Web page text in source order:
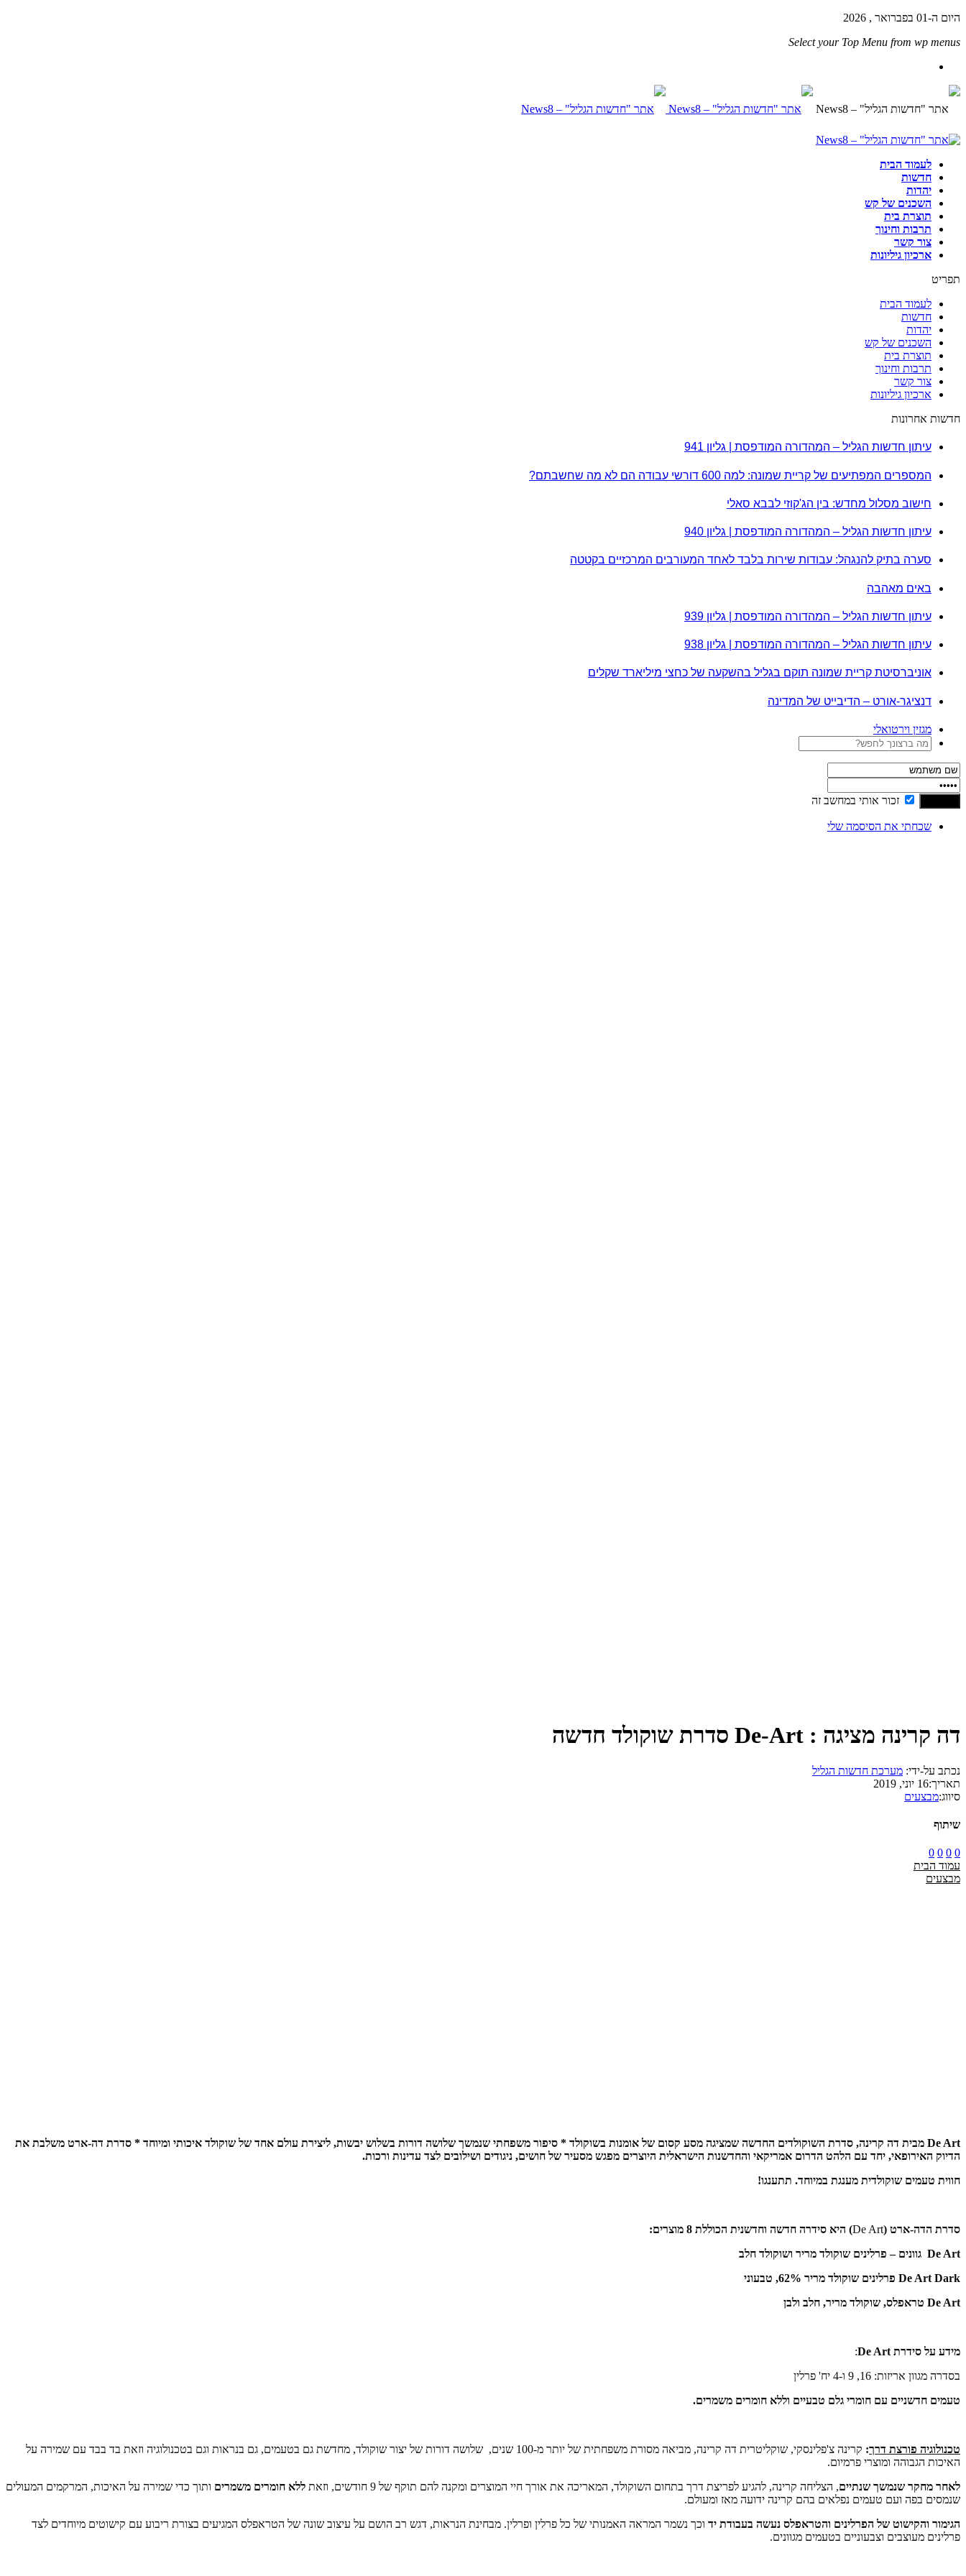
היום ה-01 בפברואר , 2026
Select your Top Menu from wp menus
לעמוד הבית
חדשות
יהדות
השכנים של קש
תוצרת בית
תרבות וחינוך
צור קשר
ארכיון גיליונות
תפריט
לעמוד הבית
חדשות
יהדות
השכנים של קש
תוצרת בית
תרבות וחינוך
צור קשר
ארכיון גיליונות
חדשות אחרונות
עיתון חדשות הגליל – המהדורה המודפסת | גליון 941
המספרים המפתיעים של קריית שמונה: למה 600 דורשי עבודה הם לא מה שחשבתם?
חישוב מסלול מחדש: בין הג'קוזי לבבא סאלי
עיתון חדשות הגליל – המהדורה המודפסת | גליון 940
סערה בתיק להנגהל: עבודות שירות בלבד לאחד המעורבים המרכזיים בקטטה
באים מאהבה
עיתון חדשות הגליל – המהדורה המודפסת | גליון 939
עיתון חדשות הגליל – המהדורה המודפסת | גליון 938
אוניברסיטת קריית שמונה תוקם בגליל בהשקעה של כחצי מיליארד שקלים
דנציגר-אורט – הדיבייט של המדינה
מגזין וירטואלי
זכור אותי במחשב זה
שכחתי את הסיסמה שלי
דה קרינה מציגה : De-Art סדרת שוקולד חדשה
נכתב על-ידי: מערכת חדשות הגליל
תאריך:16 יוני, 2019
סיווג:מבצעים
שיתוף
0
0
0
0
עמוד הבית
מבצעים
De Art מבית דה קרינה, סדרת השוקולדים החדשה שמציגה מסע קסום של אומנות בשוקולד * סיפור משפחתי שנמשך שלושה דורות בשלוש יבשות, ליצירת עולם אחד של שוקולד איכותי ומיוחד * סדרת דה-ארט משלבת את
הדיוק האירופאי, יחד עם הלהט הדרום אמריקאי והחדשנות הישראלית היוצרים מפגש מסעיר של חושים, ניגודים ושילובים לצד עדינות ורכות.
חווית טעמים שוקולדית מענגת במיוחד. תתענגו!
סדרת הדה-ארט (De Art) היא סידרה חדשה וחדשנית הכוללת 8 מוצרים:
De Art גוונים – פרלינים שוקולד מריר ושוקולד חלב
De Art Dark
פרלינים שוקולד מריר 62%, טבעוני
De Art טראפלס, שוקולד מריר, חלב ולבן
מידע על סידרת De Art
:
בסדרה מגוון אריזות: 16, 9 ו-4 יח' פרלין
טעמים חדשניים עם חומרי גלם טבעיים וללא חומרים משמרים.
טכנולוגיה פורצת דרך:
קרינה צ'פלינסקי, שוקליטרית דה קרינה, מביאה מסורת משפחתית של יותר מ-100 שנים, שלושה דורות של יצור שוקולד, מחדשת גם בטעמים, גם בנראות וגם בטכנולוגיה וזאת בד בבד עם שמירה על
האיכות הגבוהה ומוצרי פרמיום.
לאחר מחקר שנמשך שנתיים, הצליחה קרינה, להגיע לפריצת דרך בתחום השוקולד, המאריכה את אורך חיי המוצרים ומקנה להם תוקף של 9 חודשים, וזאת ללא חומרים משמרים ותוך כדי שמירה על האיכות, המרקמים המעולים
שנמסים בפה ועם טעמים נפלאים בהם קרינה ידועה מאז ומעולם.
הגימור והקישוט של הפרלינים והטראפלס נעשה בעבודת יד וכך נשמר המראה האמנותי של כל פרלין ופרלין. מבחינת הנראות, דגש רב הושם על עיצוב שונה של הטראפלס המגיעים בצורת ריבוע עם קישוטים מיוחדים לצד
פרלינים מעוצבים וצבעוניים בטעמים מגוונים.